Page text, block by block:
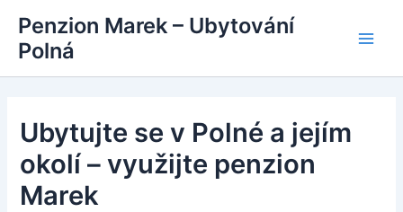
obsah
Penzion Marek – Ubytování
Polná
Ubytujte se v Polné a jejím
okolí – využijte penzion
Marek